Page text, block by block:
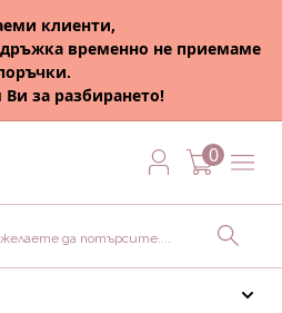
клиенти,
временно не приемаме
за разбирането!
0